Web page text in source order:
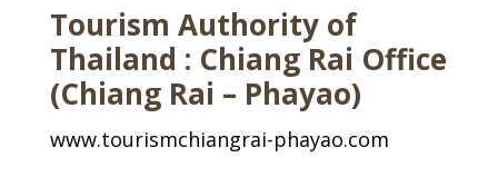
Tourism Authority of
Thailand : Chiang Rai Office
(Chiang Rai – Phayao)
www.tourismchiangrai-phayao.com